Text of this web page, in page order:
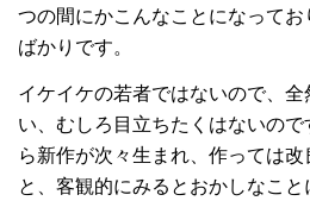
つの間にかこんなことになってお
ばかりです。
イケイケの若者ではないので、
い、むしろ目立ちたくはないの
ら新作が次々生まれ、作っては
と、客観的にみるとおかしなこ